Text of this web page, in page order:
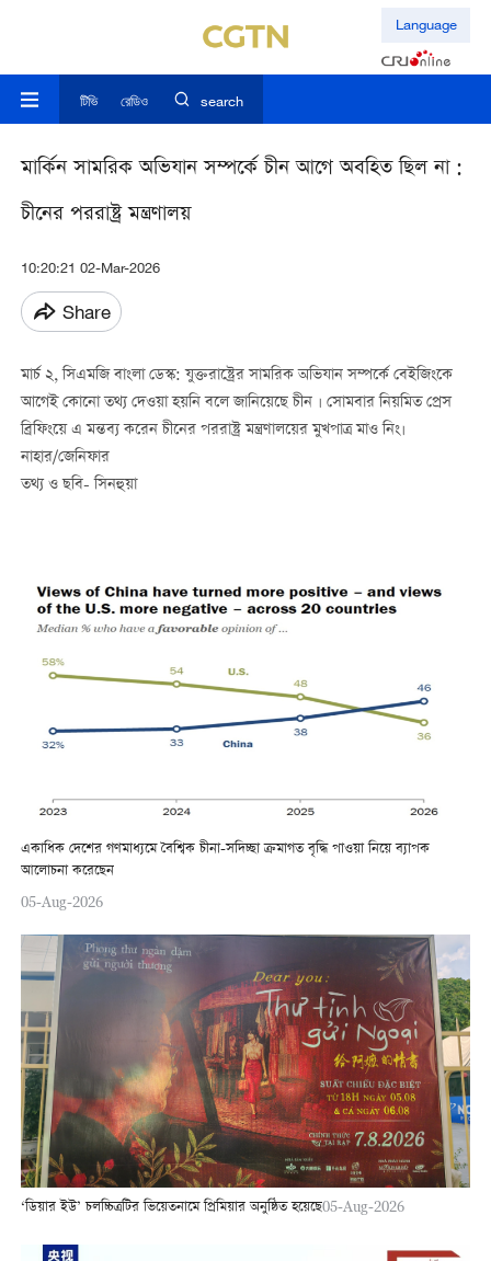
Language
টিভি রেডিও search
মার্কিন সামরিক অভিযান সম্পর্কে চীন আগে অবহিত ছিল না :
চীনের পররাষ্ট্র মন্ত্রণালয়
10:20:21 02-Mar-2026
Share
মার্চ ২, সিএমজি বাংলা ডেস্ক: যুক্তরাষ্ট্রের সামরিক অভিযান সম্পর্কে বেইজিংকে
আগেইকোনোতথ্যদেওয়াহয়নিবলেজানিয়েছেচীন । সোমবার নিয়মিত প্রেস
ব্রিফিংয়ে এ মন্তব্য করেন চীনের পররাষ্ট্র মন্ত্রণালয়ের মুখপাত্রমাওনিং।
নাহার/জেনিফার
তথ্য ও ছবি- সিনহুয়া
একাধিক দেশের গণমাধ্যমে বৈশ্বিক চীনা-সদিচ্ছা ক্রমাগত বৃদ্ধি পাওয়া নিয়ে ব্যাপক
আলোচনা করেছেন
05-Aug-2026
‘ডিয়ার ইউ’ চলচ্চিত্রটির ভিয়েতনামে প্রিমিয়ার অনুষ্ঠিত হয়েছে05-Aug-2026